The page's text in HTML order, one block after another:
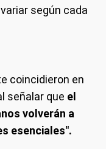
según cada
coincidieron en
señalar que el
volverán a
esenciales".